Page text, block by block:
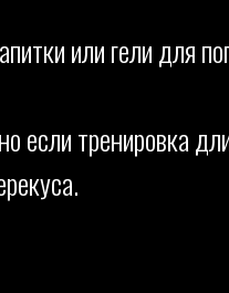
или гели для
если тренировка